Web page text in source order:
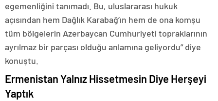
egemenliğini tanımadı. Bu, uluslararası hukuk
açısından hem Dağlık Karabağ’ın hem de ona komşu
tüm bölgelerin Azerbaycan Cumhuriyeti topraklarının
ayrılmaz bir parçası olduğu anlamına geliyordu” diye
konuştu.
Ermenistan Yalnız Hissetmesin Diye Herşeyi
Yaptık